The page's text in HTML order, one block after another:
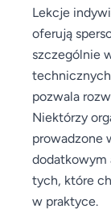
Lekcje
oferują
szczególnie
pozwala
Niektórzy
prowadzone
dodatkowym
tych, które
w praktyce.